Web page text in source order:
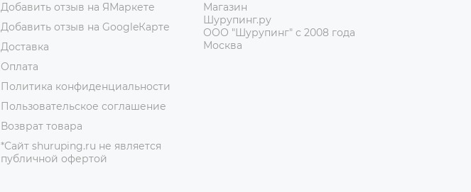
Добавить отзыв на ЯМаркете
Добавить отзыв на GoogleКарте
Доставка
Оплата
Политика конфиденциальности
Пользовательское соглашение
Возврат товара
*Сайт shuruping.ru не является
публичной офертой
Магазин
Шурупинг.ру
ООО "Шурупинг" с 2008 года
Москва